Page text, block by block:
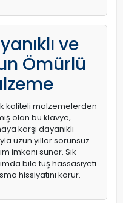
ve
Ömürlü
kaliteli malzemelerden
olan bu klavye,
karşı dayanıklı
uzun yıllar sorunsuz
imkanı sunar. Sık
bile tuş hassasiyeti
hissiyatını korur.